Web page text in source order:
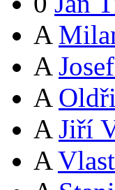
A
A
A
A Jiří
A